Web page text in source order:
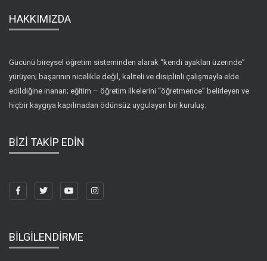
HAKKIMIZDA
Gücünü bireysel öğretim sisteminden alarak “kendi ayakları üzerinde”
yürüyen; başarının nicelikle değil, kaliteli ve disiplinli çalışmayla elde
edildiğine inanan; eğitim – öğretim ilkelerini “öğretmence” belirleyen ve
hiçbir kaygıya kapılmadan ödünsüz uygulayan bir kuruluş.
BİZİ TAKİP EDİN
BİLGİLENDİRME